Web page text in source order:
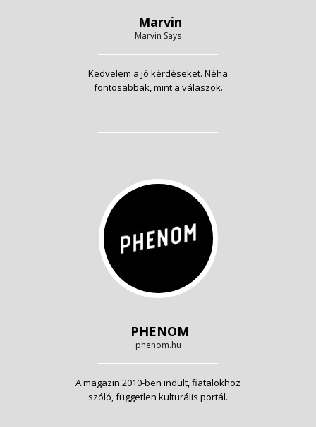
Marvin
Marvin Says
Kedvelem a jó kérdéseket. Néha
fontosabbak, mint a válaszok.
PHENOM
phenom.hu
A magazin 2010-ben indult, fiatalokhoz
szóló, független kulturális portál.